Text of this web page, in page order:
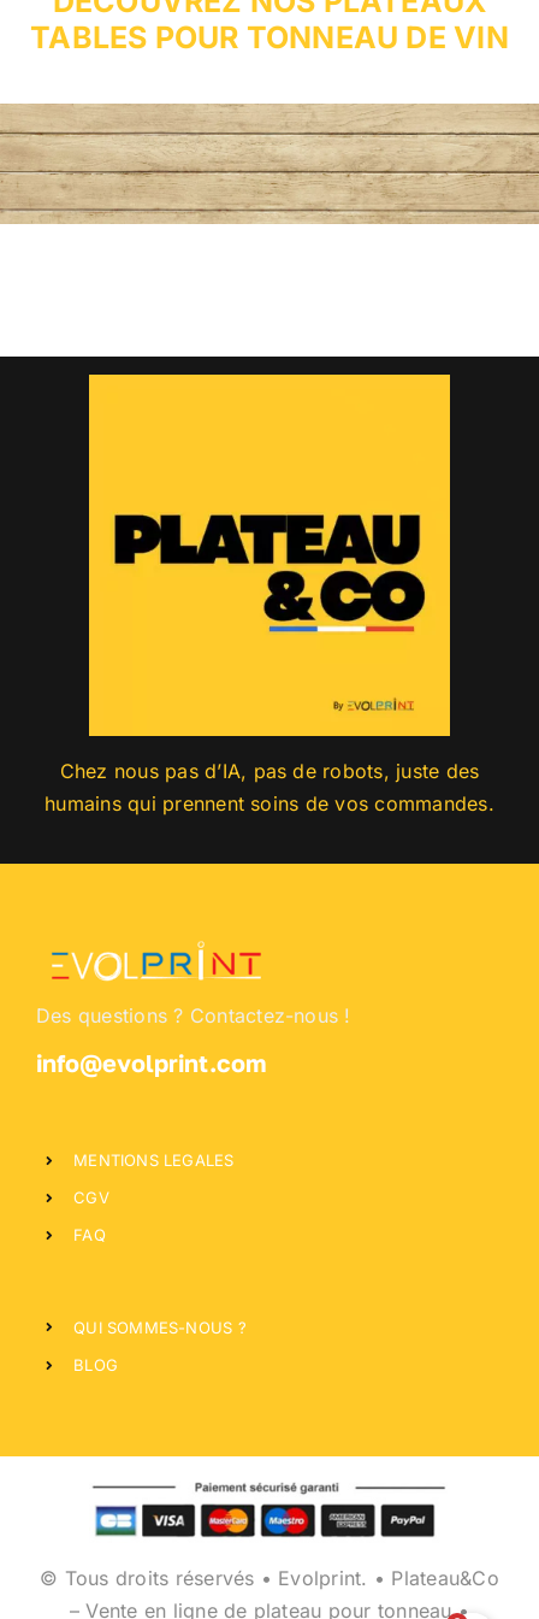
TABLES POUR TONNEAU DE VIN
Chez nous pas d’IA, pas de robots, juste des
humains qui prennent soins de vos commandes.
Des questions ? Contactez-nous !
info@evolprint.com
MENTIONS LEGALES
CGV
FAQ
QUI SOMMES-NOUS ?
BLOG
© Tous droits réservés • Evolprint. • Plateau&Co
– Vente en ligne de plateau pour tonneau •